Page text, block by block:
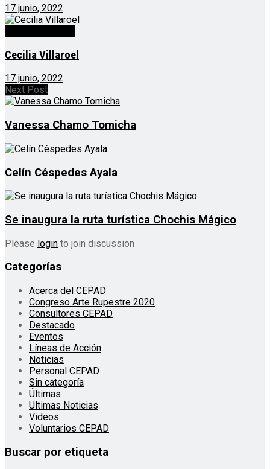
17 junio, 2022
Cecilia Villaroel
17 junio, 2022
Next Post
Vanessa Chamo Tomicha
Celín Céspedes Ayala
Se inaugura la ruta turística Chochis Mágico
Please login to join discussion
Categorías
Acerca del CEPAD
Congreso Arte Rupestre 2020
Consultores CEPAD
Destacado
Eventos
Líneas de Acción
Noticias
Personal CEPAD
Sin categoría
Últimas
Ultimas Noticias
Videos
Voluntarios CEPAD
Buscar por etiqueta